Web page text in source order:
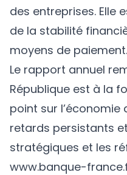
des entreprises. Elle
de la stabilité
moyens de paiement.
Le rapport annuel
République est à la
point sur l’économie
retards persistants
stratégiques et les
www.banque-